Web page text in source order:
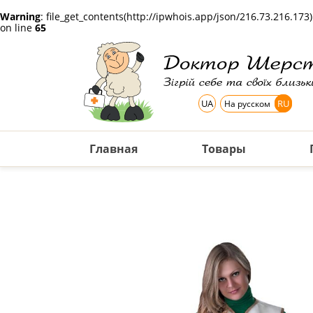
Warning: file_get_contents(http://ipwhois.app/json/
on line 65
UA На русском RU
Главная Товары